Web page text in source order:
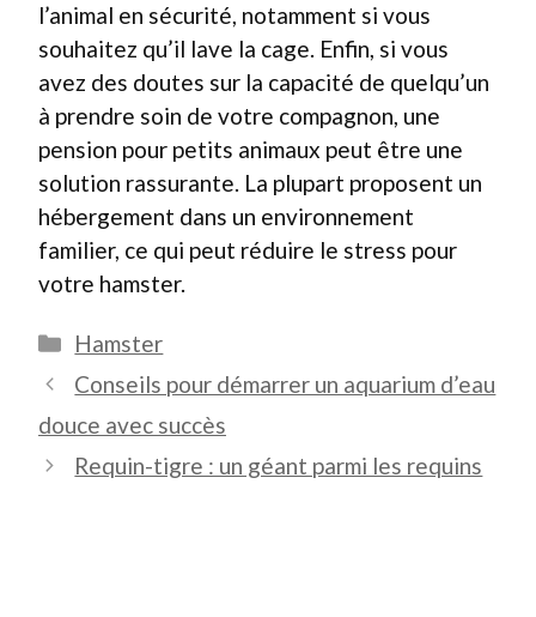
l’animal en sécurité, notamment si vous
souhaitez qu’il lave la cage. Enfin, si vous
avez des doutes sur la capacité de quelqu’un
à prendre soin de votre compagnon, une
pension pour petits animaux peut être une
solution rassurante. La plupart proposent un
hébergement dans un environnement
familier, ce qui peut réduire le stress pour
votre hamster.
Catégories
Hamster
Conseils pour démarrer un aquarium d’eau
douce avec succès
Requin-tigre : un géant parmi les requins